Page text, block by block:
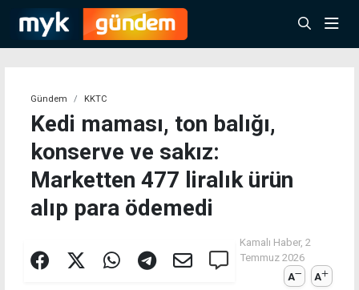
Gündem KKTC
Kedi maması, ton balığı,
konserve ve sakız:
Marketten 477 liralık ürün
alıp para ödemedi
Kamalı Haber, 2
Temmuz 2026
A
A